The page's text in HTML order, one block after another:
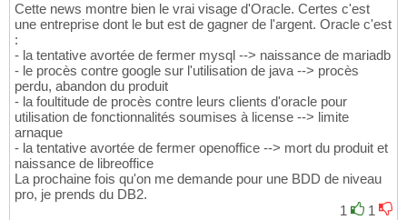
Cette news montre bien le vrai visage d'Oracle. Certes c'est
une entreprise dont le but est de gagner de l'argent. Oracle c'est
:
- la tentative avortée de fermer mysql --> naissance de mariadb
- le procès contre google sur l'utilisation de java --> procès
perdu, abandon du produit
- la foultitude de procès contre leurs clients d'oracle pour
utilisation de fonctionnalités soumises à license --> limite
arnaque
- la tentative avortée de fermer openoffice --> mort du produit et
naissance de libreoffice
La prochaine fois qu'on me demande pour une BDD de niveau
pro, je prends du DB2.
1
1